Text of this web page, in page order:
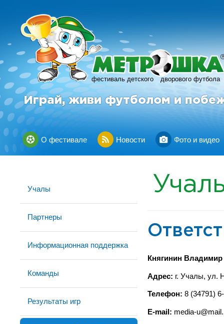
фестиваль детского дворового футбола
R
Играй, живи футболом и
О фестивале Новости Фото и видео
Учалы
Партнеры
Информационная поддержка
Команды
Результаты игр
Княгинин
Адрес: г. Учалы, ул.
Телефон: 8 (34791)
E-mail: media-